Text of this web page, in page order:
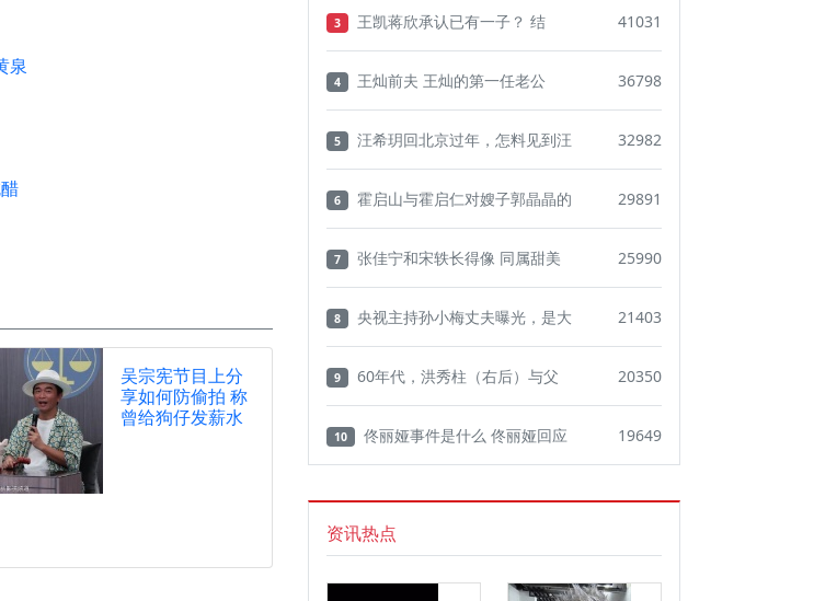
泉
吴宗宪节目上分
享如何防偷拍 称
曾给狗仔发薪水
3 王凯蒋欣承认已有一子？ 结 41031
4 王灿前夫 王灿的第一任老公 36798
5 汪希玥回北京过年，怎料见到汪 32982
6 霍启山与霍启仁对嫂子郭晶晶的 29891
7 张佳宁和宋轶长得像 同属甜美 25990
8 央视主持孙小梅丈夫曝光，是大 21403
9 60年代，洪秀柱（右后）与父 20350
10 佟丽娅事件是什么 佟丽娅回应 19649
资讯热点